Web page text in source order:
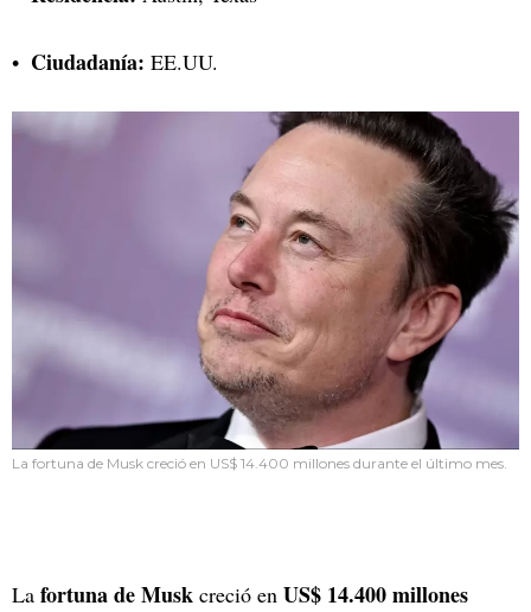
Ciudadanía: EE.UU.
La fortuna de Musk creció en US$ 14.400 millones durante el último mes.
La fortuna de Musk creció en US$ 14.400 millones